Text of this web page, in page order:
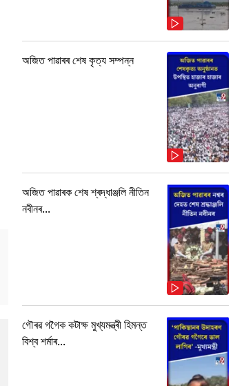
অজিত পাৱাৰৰ শেষ কৃত্য সম্পন্ন
অজিত পাৱাৰক শেষ শ্ৰদ্ধাঞ্জলি নীতিন
নবীনৰ...
গৌৰৱ গগৈক কটাক্ষ মুখ্যমন্ত্ৰী হিমন্ত
বিশ্ব শৰ্মাৰ...